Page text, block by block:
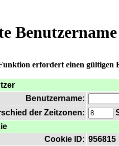
erfordert einen gültigen
Benutzername:
der Zeitzonen:
Cookie ID: 956815